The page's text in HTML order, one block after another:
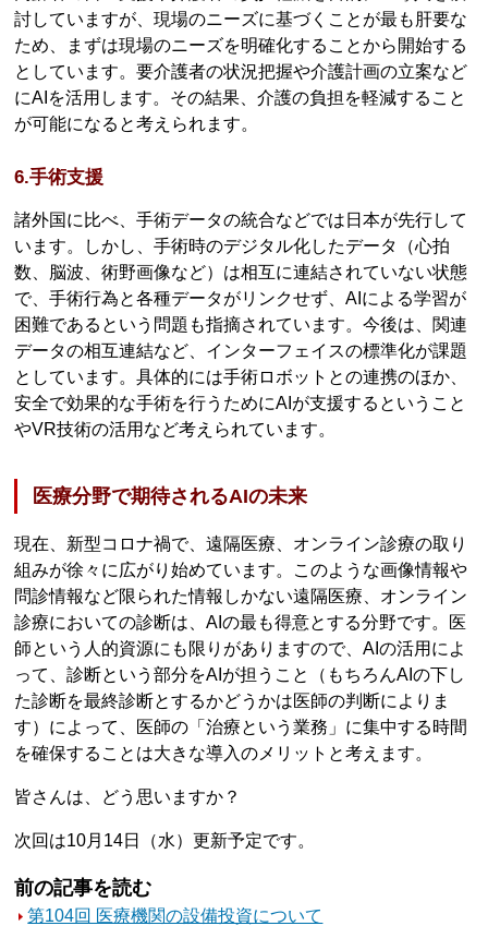
討していますが、現場のニーズに基づくことが最も肝要な
ため、まずは現場のニーズを明確化することから開始する
としています。要介護者の状況把握や介護計画の立案など
にAIを活用します。その結果、介護の負担を軽減すること
が可能になると考えられます。
6.手術支援
諸外国に比べ、手術データの統合などでは日本が先行して
います。しかし、手術時のデジタル化したデータ（心拍
数、脳波、術野画像など）は相互に連結されていない状態
で、手術行為と各種データがリンクせず、AIによる学習が
困難であるという問題も指摘されています。今後は、関連
データの相互連結など、インターフェイスの標準化が課題
としています。具体的には手術ロボットとの連携のほか、
安全で効果的な手術を行うためにAIが支援するということ
やVR技術の活用など考えられています。
医療分野で期待されるAIの未来
現在、新型コロナ禍で、遠隔医療、オンライン診療の取り
組みが徐々に広がり始めています。このような画像情報や
問診情報など限られた情報しかない遠隔医療、オンライン
診療においての診断は、AIの最も得意とする分野です。医
師という人的資源にも限りがありますので、AIの活用によ
って、診断という部分をAIが担うこと（もちろんAIの下し
た診断を最終診断とするかどうかは医師の判断によりま
す）によって、医師の「治療という業務」に集中する時間
を確保することは大きな導入のメリットと考えます。
皆さんは、どう思いますか？
次回は10月14日（水）更新予定です。
前の記事を読む
第104回 医療機関の設備投資について